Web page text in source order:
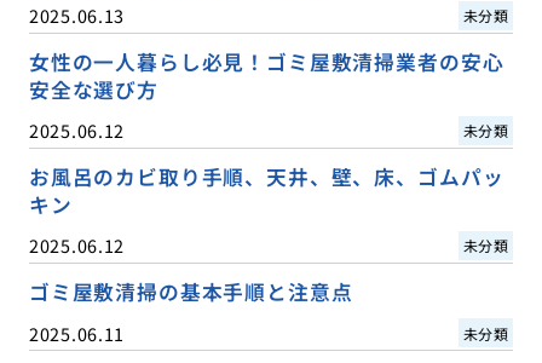
2025.06.13 未分類
女性の一人暮らし必見！ゴミ屋敷清掃業者の安心
安全な選び方
2025.06.12 未分類
お風呂のカビ取り手順、天井、壁、床、ゴムパッ
キン
2025.06.12 未分類
ゴミ屋敷清掃の基本手順と注意点
2025.06.11 未分類